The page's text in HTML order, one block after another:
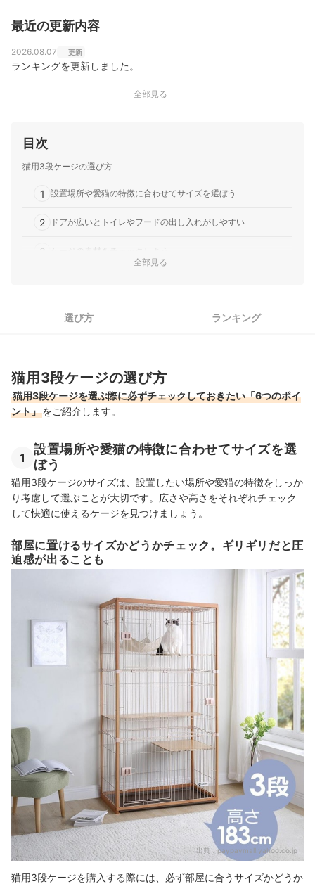
最近の更新内容
2026.08.07 更新
ランキングを更新しました。
全部見る
目次
猫用3段ケージの選び方
1 設置場所や愛猫の特徴に合わせてサイズを選ぼう
2 ドアが広いとトイレやフードの出し入れがしやすい
3 ケージの素材をチェックしよう
6 キャスター付きは掃除に便利
猫用3段ケージのレイアウトのポイントは？
猫用3段ケージの売れ筋ランキングもチェック！
全部見る
選び方 ランキング
猫用3段ケージの選び方
猫用3段ケージを選ぶ際に必ずチェックしておきたい「6つのポイ
ント」をご紹介します。
1
設置場所や愛猫の特徴に合わせてサイズを選
ぼう
猫用3段ケージのサイズは、設置したい場所や愛猫の特徴をしっか
り考慮して選ぶことが大切です。広さや高さをそれぞれチェック
して快適に使えるケージを見つけましょう。
部屋に置けるサイズかどうかチェック。ギリギリだと圧
迫感が出ることも
出典：paypaymall.yahoo.co.jp
猫用3段ケージを購入する際には、必ず部屋に合うサイズかどうか